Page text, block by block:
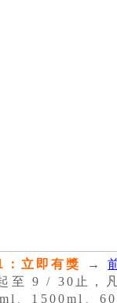
：立即有獎 →
至 9 / 30止，
、1500ml、